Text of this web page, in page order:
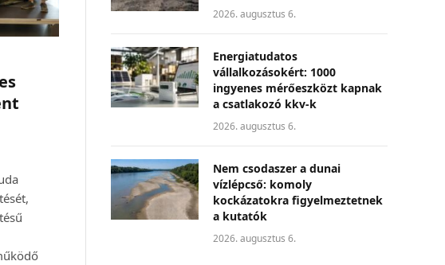
2026. augusztus 6.
Energiatudatos
vállalkozásokért: 1000
ingyenes mérőeszközt kapnak
a csatlakozó kkv-k
2026. augusztus 6.
Nem csodaszer a dunai
vízlépcső: komoly
kockázatokra figyelmeztetnek
a kutatók
2026. augusztus 6.